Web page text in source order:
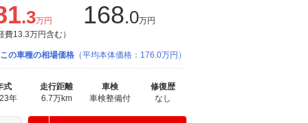
.3万円
費13.3万円含む）
168.0万円
この車種の相場価格 （平均本体価格：176.0万円）
式
年
走行距離
6.7万km
車検
車検整備付
修復歴
なし